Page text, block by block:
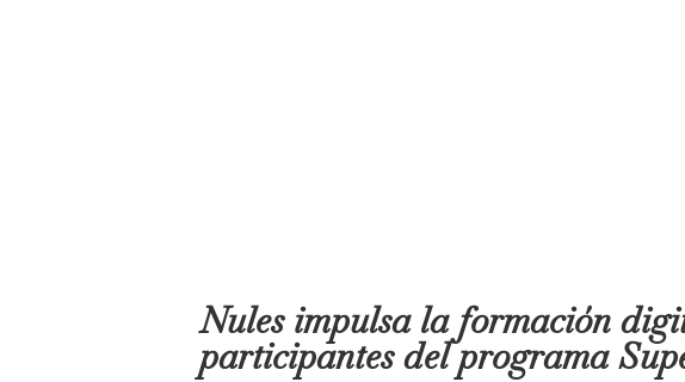
Nules impulsa la formación
participantes del programa